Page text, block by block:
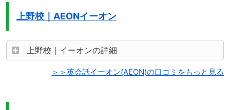
上野校｜AEONイーオン
上野校｜イーオンの詳細
＞＞英会話イーオン(AEON)の口コミをもっと見る